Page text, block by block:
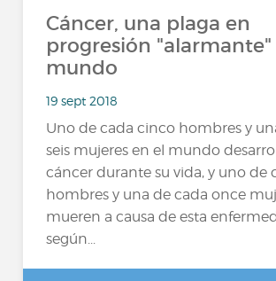
Cáncer, una plaga en
progresión "alarmante"
mundo
19 sept 2018
Uno de cada cinco hombres y
seis mujeres en el mundo
cáncer durante su vida, y uno de
hombres y una de cada once
mueren a causa de esta
según...